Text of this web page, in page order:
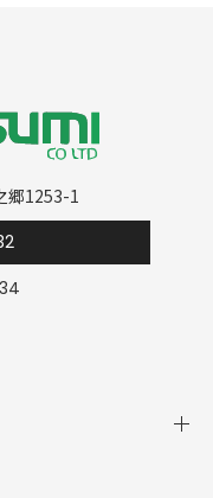
郷1253-1